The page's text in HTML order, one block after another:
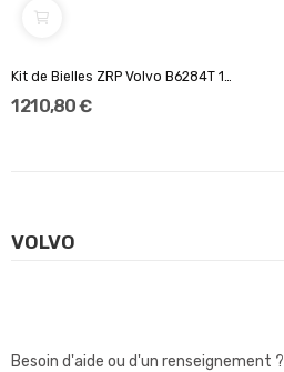
VOLVO
Kit de Bielles ZRP Volvo B6284T 139.50...
1 210,80 €
Besoin d'aide ou d'un renseignement ?